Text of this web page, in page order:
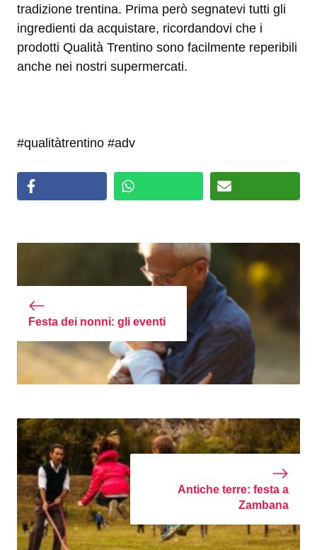
tradizione trentina. Prima però segnatevi tutti gli
ingredienti da acquistare, ricordandovi che i
prodotti Qualità Trentino sono facilmente reperibili
anche nei nostri supermercati.
#qualitàtrentino #adv
Festa dei nonni: gli eventi
Antiche terre: festa a
Zambana